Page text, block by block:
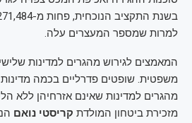
למרות שמספר המעצרים עלה.
המאמצים לגירוש מהגרים למדינות
משפטית. שופטים פדרליים בכמה
מהגרים למדינות שאינם אזרחיהן ללא
מזכירת ביטחון המולדת קריסטי נואם